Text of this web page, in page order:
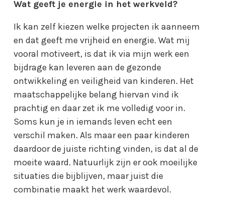
Wat geeft je energie in het werkveld?
Ik kan zelf kiezen welke projecten ik aanneem
en dat geeft me vrijheid en energie. Wat mij
vooral motiveert, is dat ik via mijn werk een
bijdrage kan leveren aan de gezonde
ontwikkeling en veiligheid van kinderen. Het
maatschappelijke belang hiervan vind ik
prachtig en daar zet ik me volledig voor in.
Soms kun je in iemands leven echt een
verschil maken. Als maar een paar kinderen
daardoor de juiste richting vinden, is dat al de
moeite waard. Natuurlijk zijn er ook moeilijke
situaties die bijblijven, maar juist die
combinatie maakt het werk waardevol.